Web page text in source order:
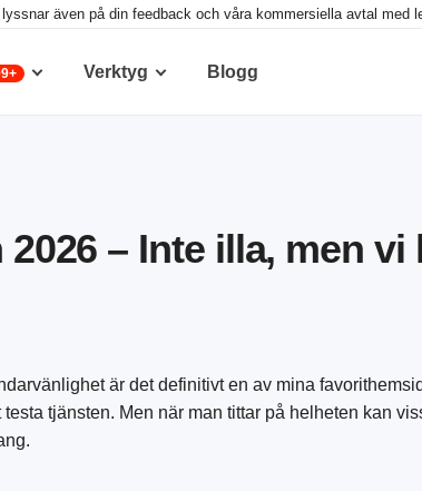
även på din feedback och våra kommersiella avtal med
Verktyg Blogg
– Inte illa, men vi
är det definitivt en av mina
tjänsten. Men när man tittar på helheten kan